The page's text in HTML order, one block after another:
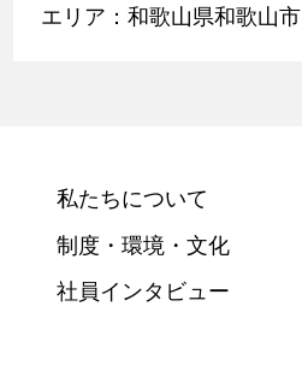
エリア：和歌山県和歌山市
私たちについて
制度・環境・文化
社員インタビュー